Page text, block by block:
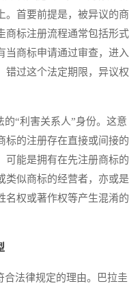
。首要前提是，被异议的商
商标注册流程通常包括形式
当商标申请通过审查，进入
错过这个法定期限，异议权
“利害关系人”身份。这意
标的注册存在直接或间接的
可能是拥有在先注册商标的
类似商标的经营者，亦或是
名权或著作权等产生混淆的
法律规定的理由。巴拉圭